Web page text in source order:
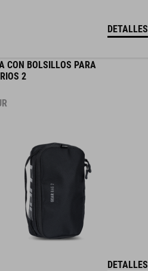
DETALLES
CON BOLSILLOS PARA
2
DETALLES